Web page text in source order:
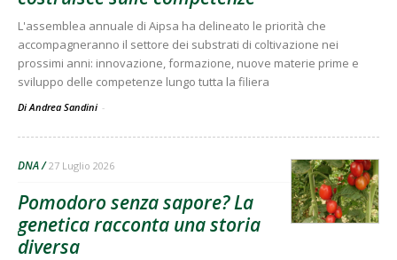
L'assemblea annuale di Aipsa ha delineato le priorità che
accompagneranno il settore dei substrati di coltivazione nei
prossimi anni: innovazione, formazione, nuove materie prime e
sviluppo delle competenze lungo tutta la filiera
Di Andrea Sandini -
DNA 27 Luglio 2026
Pomodoro senza sapore? La
genetica racconta una storia
diversa